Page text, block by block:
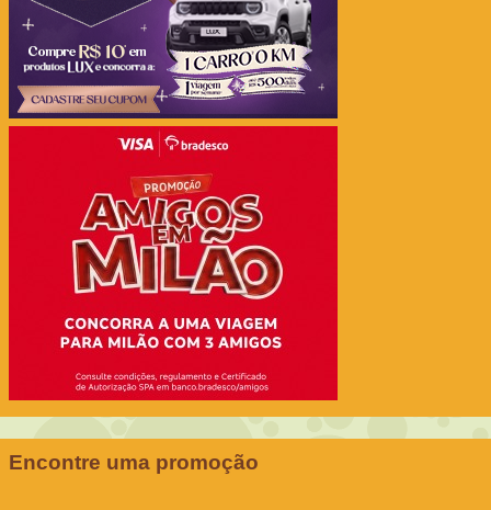
Encontre uma promoção